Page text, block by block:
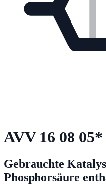
AVV 16 08 05*
Gebrauchte
Phosphorsäure